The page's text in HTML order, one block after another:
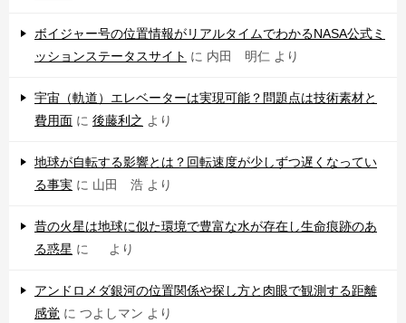
ボイジャー号の位置情報がリアルタイムでわかるNASA公式ミ
ッションステータスサイト に 内田 明仁 より
宇宙（軌道）エレベーターは実現可能？問題点は技術素材と
費用面 に 後藤利之 より
地球が自転する影響とは？回転速度が少しずつ遅くなってい
る事実 に 山田 浩 より
昔の火星は地球に似た環境で豊富な水が存在し生命痕跡のあ
る惑星 に より
アンドロメダ銀河の位置関係や探し方と肉眼で観測する距離
感覚 に つよしマン より